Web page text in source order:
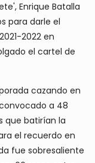
Enrique Batalla
para darle el
2022 en
el cartel de
cazando en
a 48
que batirían la
el recuerdo en
fue sobresaliente